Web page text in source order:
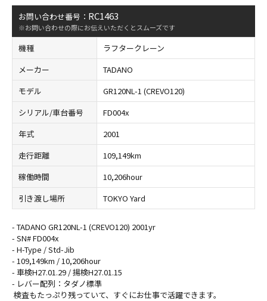
お問い合わせ番号： RC1463
※お問い合わせの際にお伝えいただくとスムーズです
機種
ラフタークレーン
メーカー
TADANO
モデル
GR120NL-1 (CREVO120)
シリアル/車台番号
FD004x
年式
2001
走行距離
109,149km
稼働時間
10,206hour
引き渡し場所
TOKYO Yard
- TADANO GR120NL-1 (CREVO120) 2001yr
- SN# FD004x
- H-Type / Std-Jib
- 109,149km / 10,206hour
- 車検H27.01.29 / 揚検H27.01.15
- レバー配列：タダノ標準
検査もたっぷり残っていて、すぐにお仕事で活躍できます。